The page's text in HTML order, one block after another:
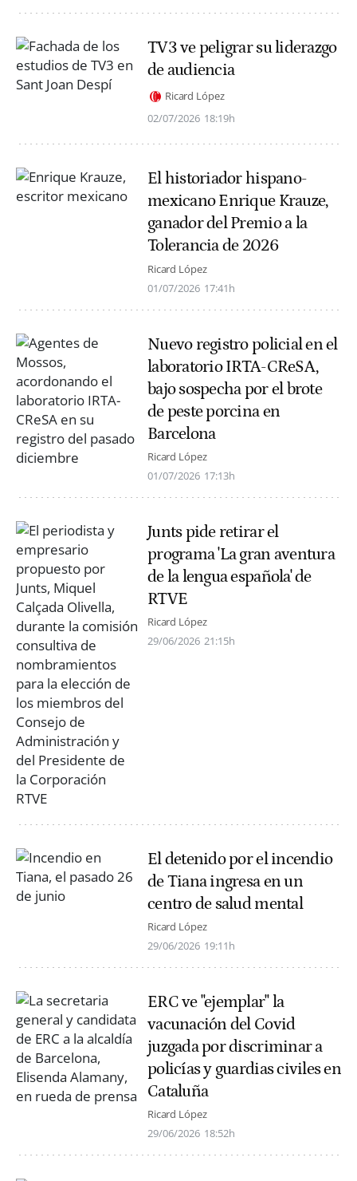
TV3 ve peligrar su liderazgo
de audiencia
Ricard López
02/07/2026 18:19h
El historiador hispano-
mexicano Enrique Krauze,
ganador del Premio a la
Tolerancia de 2026
Ricard López
01/07/2026 17:41h
Nuevo registro policial en el
laboratorio IRTA-CReSA,
bajo sospecha por el brote
de peste porcina en
Barcelona
Ricard López
01/07/2026 17:13h
Junts pide retirar el
programa 'La gran aventura
de la lengua española' de
RTVE
Ricard López
29/06/2026 21:15h
El detenido por el incendio
de Tiana ingresa en un
centro de salud mental
Ricard López
29/06/2026 19:11h
ERC ve "ejemplar" la
vacunación del Covid
juzgada por discriminar a
policías y guardias civiles en
Cataluña
Ricard López
29/06/2026 18:52h